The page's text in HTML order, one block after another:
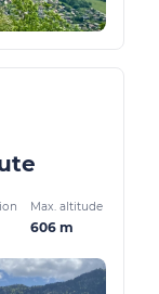
Max. altitude
606 m